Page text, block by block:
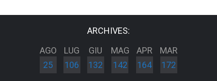
ARCHIVES:
AGO
25
LUG
106
GIU
132
MAG
142
APR
164
MAR
172